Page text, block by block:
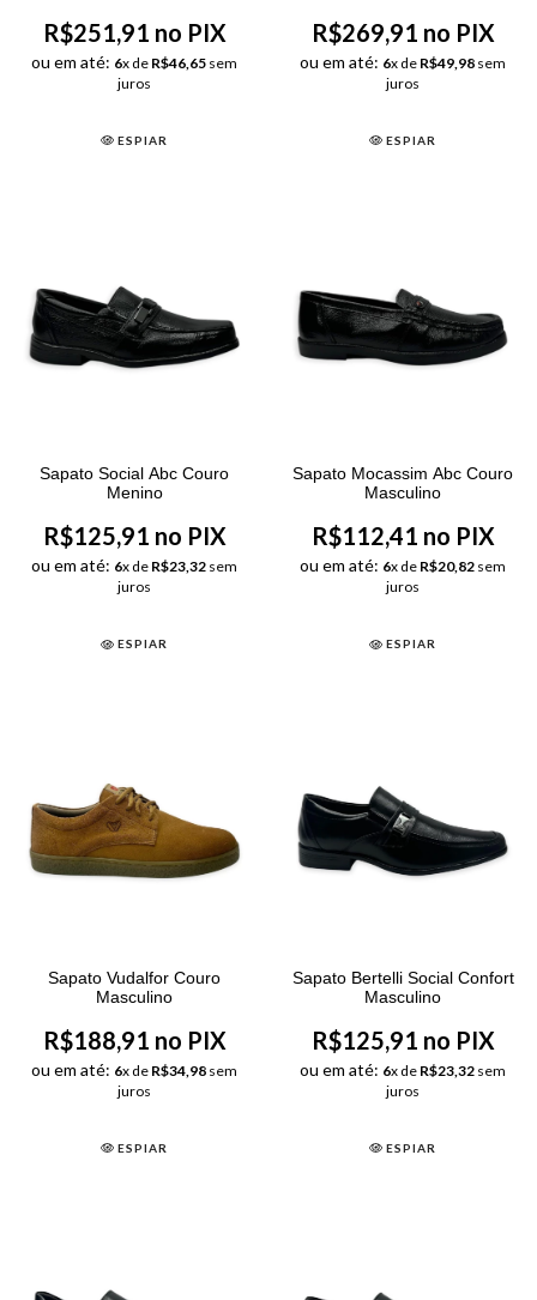
R$251,91 no PIX
ou em até: 6x de R$46,65 sem
juros
ESPIAR
R$269,91 no PIX
ou em até: 6x de R$49,98 sem
juros
ESPIAR
Sapato Social Abc Couro
Menino
R$125,91 no PIX
ou em até: 6x de R$23,32 sem
juros
ESPIAR
Sapato Mocassim Abc Couro
Masculino
R$112,41 no PIX
ou em até: 6x de R$20,82 sem
juros
ESPIAR
Sapato Vudalfor Couro
Masculino
R$188,91 no PIX
ou em até: 6x de R$34,98 sem
juros
ESPIAR
Sapato Bertelli Social Confort
Masculino
R$125,91 no PIX
ou em até: 6x de R$23,32 sem
juros
ESPIAR